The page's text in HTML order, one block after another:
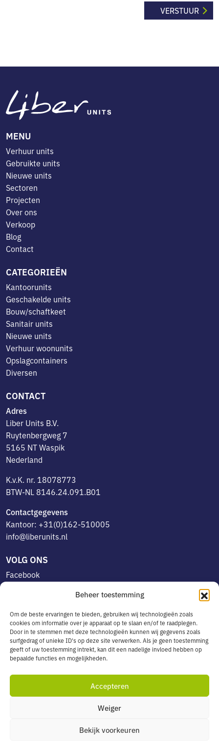
Beheer toestemming
Om de beste ervaringen te bieden, gebruiken wij technologieën zoals
cookies om informatie over je apparaat op te slaan en/of te raadplegen.
Door in te stemmen met deze technologieën kunnen wij gegevens zoals
surfgedrag of unieke ID's op deze site verwerken. Als je geen toestemming
geeft of uw toestemming intrekt, kan dit een nadelige invloed hebben op
bepaalde functies en mogelijkheden.
Accepteren
Weiger
Bekijk voorkeuren
MENU
Verhuur units
Gebruikte units
Nieuwe units
Sectoren
Projecten
Over ons
Verkoop
Blog
Contact
CATEGORIEËN
Kantoorunits
Geschakelde units
Bouw/schaftkeet
Sanitair units
Nieuwe units
Verhuur woonunits
Opslagcontainers
Diversen
CONTACT
Adres
Liber Units B.V.
Ruytenbergweg 7
5165 NT Waspik
Nederland
K.v.K. nr. 18078773
BTW-NL 8146.24.091.B01
Contactgegevens
Kantoor: +31(0)162-510005
info@liberunits.nl
VOLG ONS
Facebook
OVERIG
Algemene voorwaarden
Leveringsservice in België